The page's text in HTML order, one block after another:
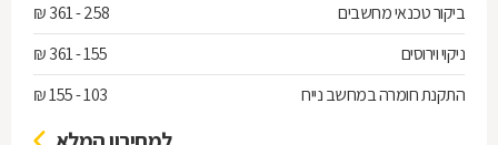
ביקור טכנאי מחשבים
258 - 361 ₪
ניקוי וירוסים
155 - 361 ₪
התקנת חומרה במחשב נייח
103 - 155 ₪